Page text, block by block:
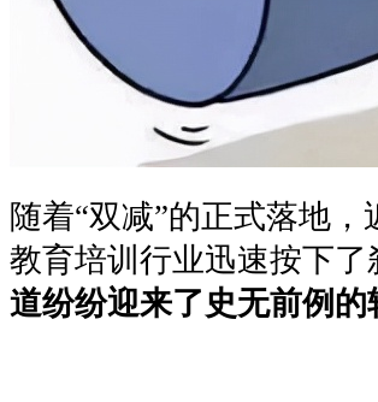
随着“双减”的正式落地
教育培训行业迅速按下
道纷纷迎来了史无前例的